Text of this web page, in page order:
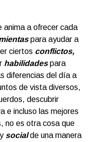
anima a ofrecer cada
para ayudar a
ciertos conflictos,
habilidadespara
diferencias del día a
de vista diversos,
descubrir
e incluso las mejores
no es otra cosa que
social de una manera